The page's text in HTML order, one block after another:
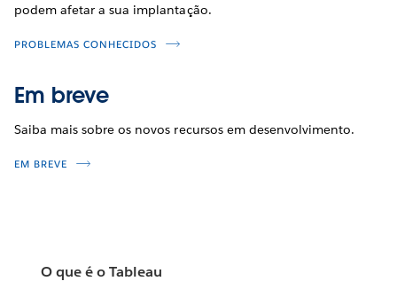
podem afetar a sua implantação.
PROBLEMAS CONHECIDOS
Em breve
Saiba mais sobre os novos recursos em desenvolvimento.
EM BREVE
O que é o Tableau